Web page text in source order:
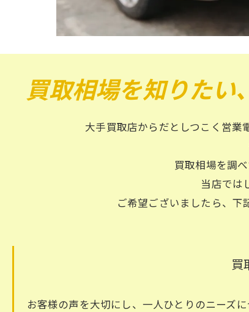
買取相場を知りたい
大手買取店からだとしつこく営業
買取相場を調
当店では
ご希望ございましたら、
買
お客様の声を大切にし、一人ひとりのニーズ